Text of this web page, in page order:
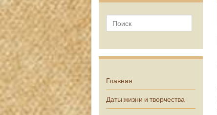
Главная
Даты жизни и творчества